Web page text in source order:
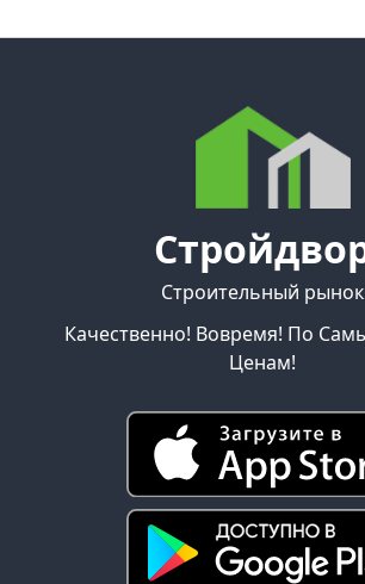
Строительный рынок
Качественно! Вовремя! По
Ценам!